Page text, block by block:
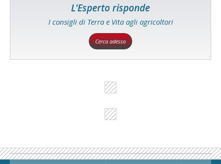
L'Esperto risponde
I consigli di Terra e Vita agli agricoltori
Cerca adesso